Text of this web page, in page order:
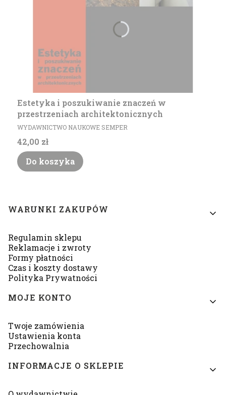
Estetyka i poszukiwanie znaczeń w
przestrzeniach architektonicznych
PRODUCENT
WYDAWNICTWO NAUKOWE SEMPER
Cena
42,00 zł
Do koszyka
Linki w stopce
WARUNKI ZAKUPÓW
Regulamin sklepu
Reklamacje i zwroty
Formy płatności
Czas i koszty dostawy
Polityka Prywatności
MOJE KONTO
Twoje zamówienia
Ustawienia konta
Przechowalnia
INFORMACJE O SKLEPIE